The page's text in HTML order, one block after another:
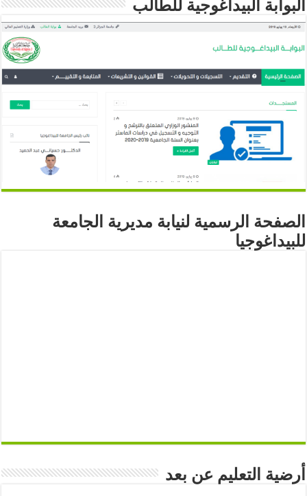
البوابة البيداغوجية للطالب
الصفحة الرسمية لنيابة مديرية الجامعة
للبيداغوجيا
أرضية التعليم عن بعد